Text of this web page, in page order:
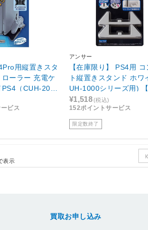
用縦置きスタ
ローラー 充電ケ
（CUH-200
7000/CUH
ビス
アンサー
【在庫限り】 PS4用 コ
ト縦置きスタンド ホワ
UH-1000シリーズ用) 【
[ANS-PF023WH]
¥1,518(税込)
152ポイントサービス
限定数終了
表示
買取お申し込み